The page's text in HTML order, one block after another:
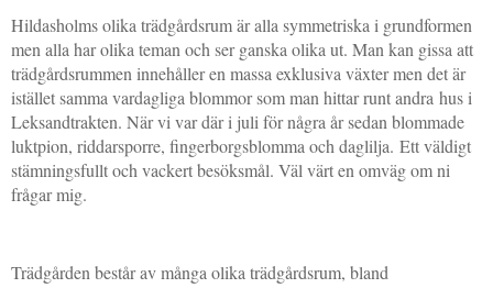
Hildasholms olika trädgårdsrum är alla symmetriska i grundformen
men alla har olika teman och ser ganska olika ut. Man kan gissa att
trädgårdsrummen innehåller en massa exklusiva växter men det är
istället samma vardagliga blommor som man hittar runt andra hus i
Leksandtrakten. När vi var där i juli för några år sedan blommade
luktpion, riddarsporre, fingerborgsblomma och daglilja. Ett väldigt
stämningsfullt och vackert besöksmål. Väl värt en omväg om ni
frågar mig.
Trädgården består av många olika trädgårdsrum, bland